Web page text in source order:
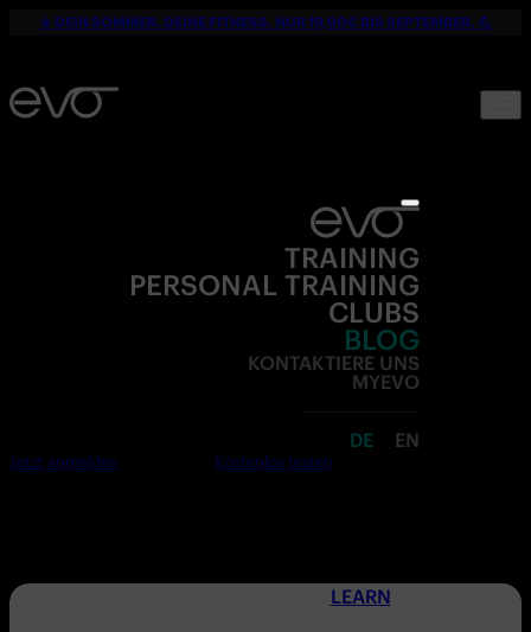
☀️ DEIN SOMMER. DEINE FITNESS. NUR 19,90€ BIS SEPTEMBER. 💪
TRAINING
PERSONAL TRAINING
CLUBS
BLOG
KONTAKTIERE UNS
MYEVO
DE EN
Jetzt anmelden Kostenlos testen
LEARN